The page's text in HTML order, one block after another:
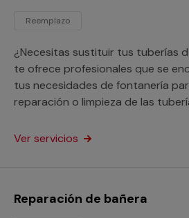
Reemplazo
¿Necesitas sustituir tus tuberías
te ofrece profesionales que se
tus necesidades de fontanería
reparación o limpieza de las
Ver servicios
Reparación de bañera